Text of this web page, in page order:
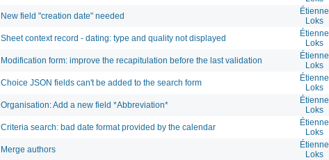
New field "creation date" needed
Étienne
Loks
Sheet context record - dating: type and quality not displayed
Étienne
Loks
Modification form: improve the recapitulation before the last validation
Étienne
Loks
Choice JSON fields can't be added to the search form
Étienne
Loks
Organisation: Add a new field *Abbreviation*
Étienne
Loks
Criteria search: bad date format provided by the calendar
Étienne
Loks
Merge authors
Étienne
Loks